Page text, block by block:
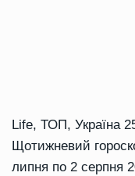
Life, ТОП, Україна
Щотижневий
липня по 2 серпня